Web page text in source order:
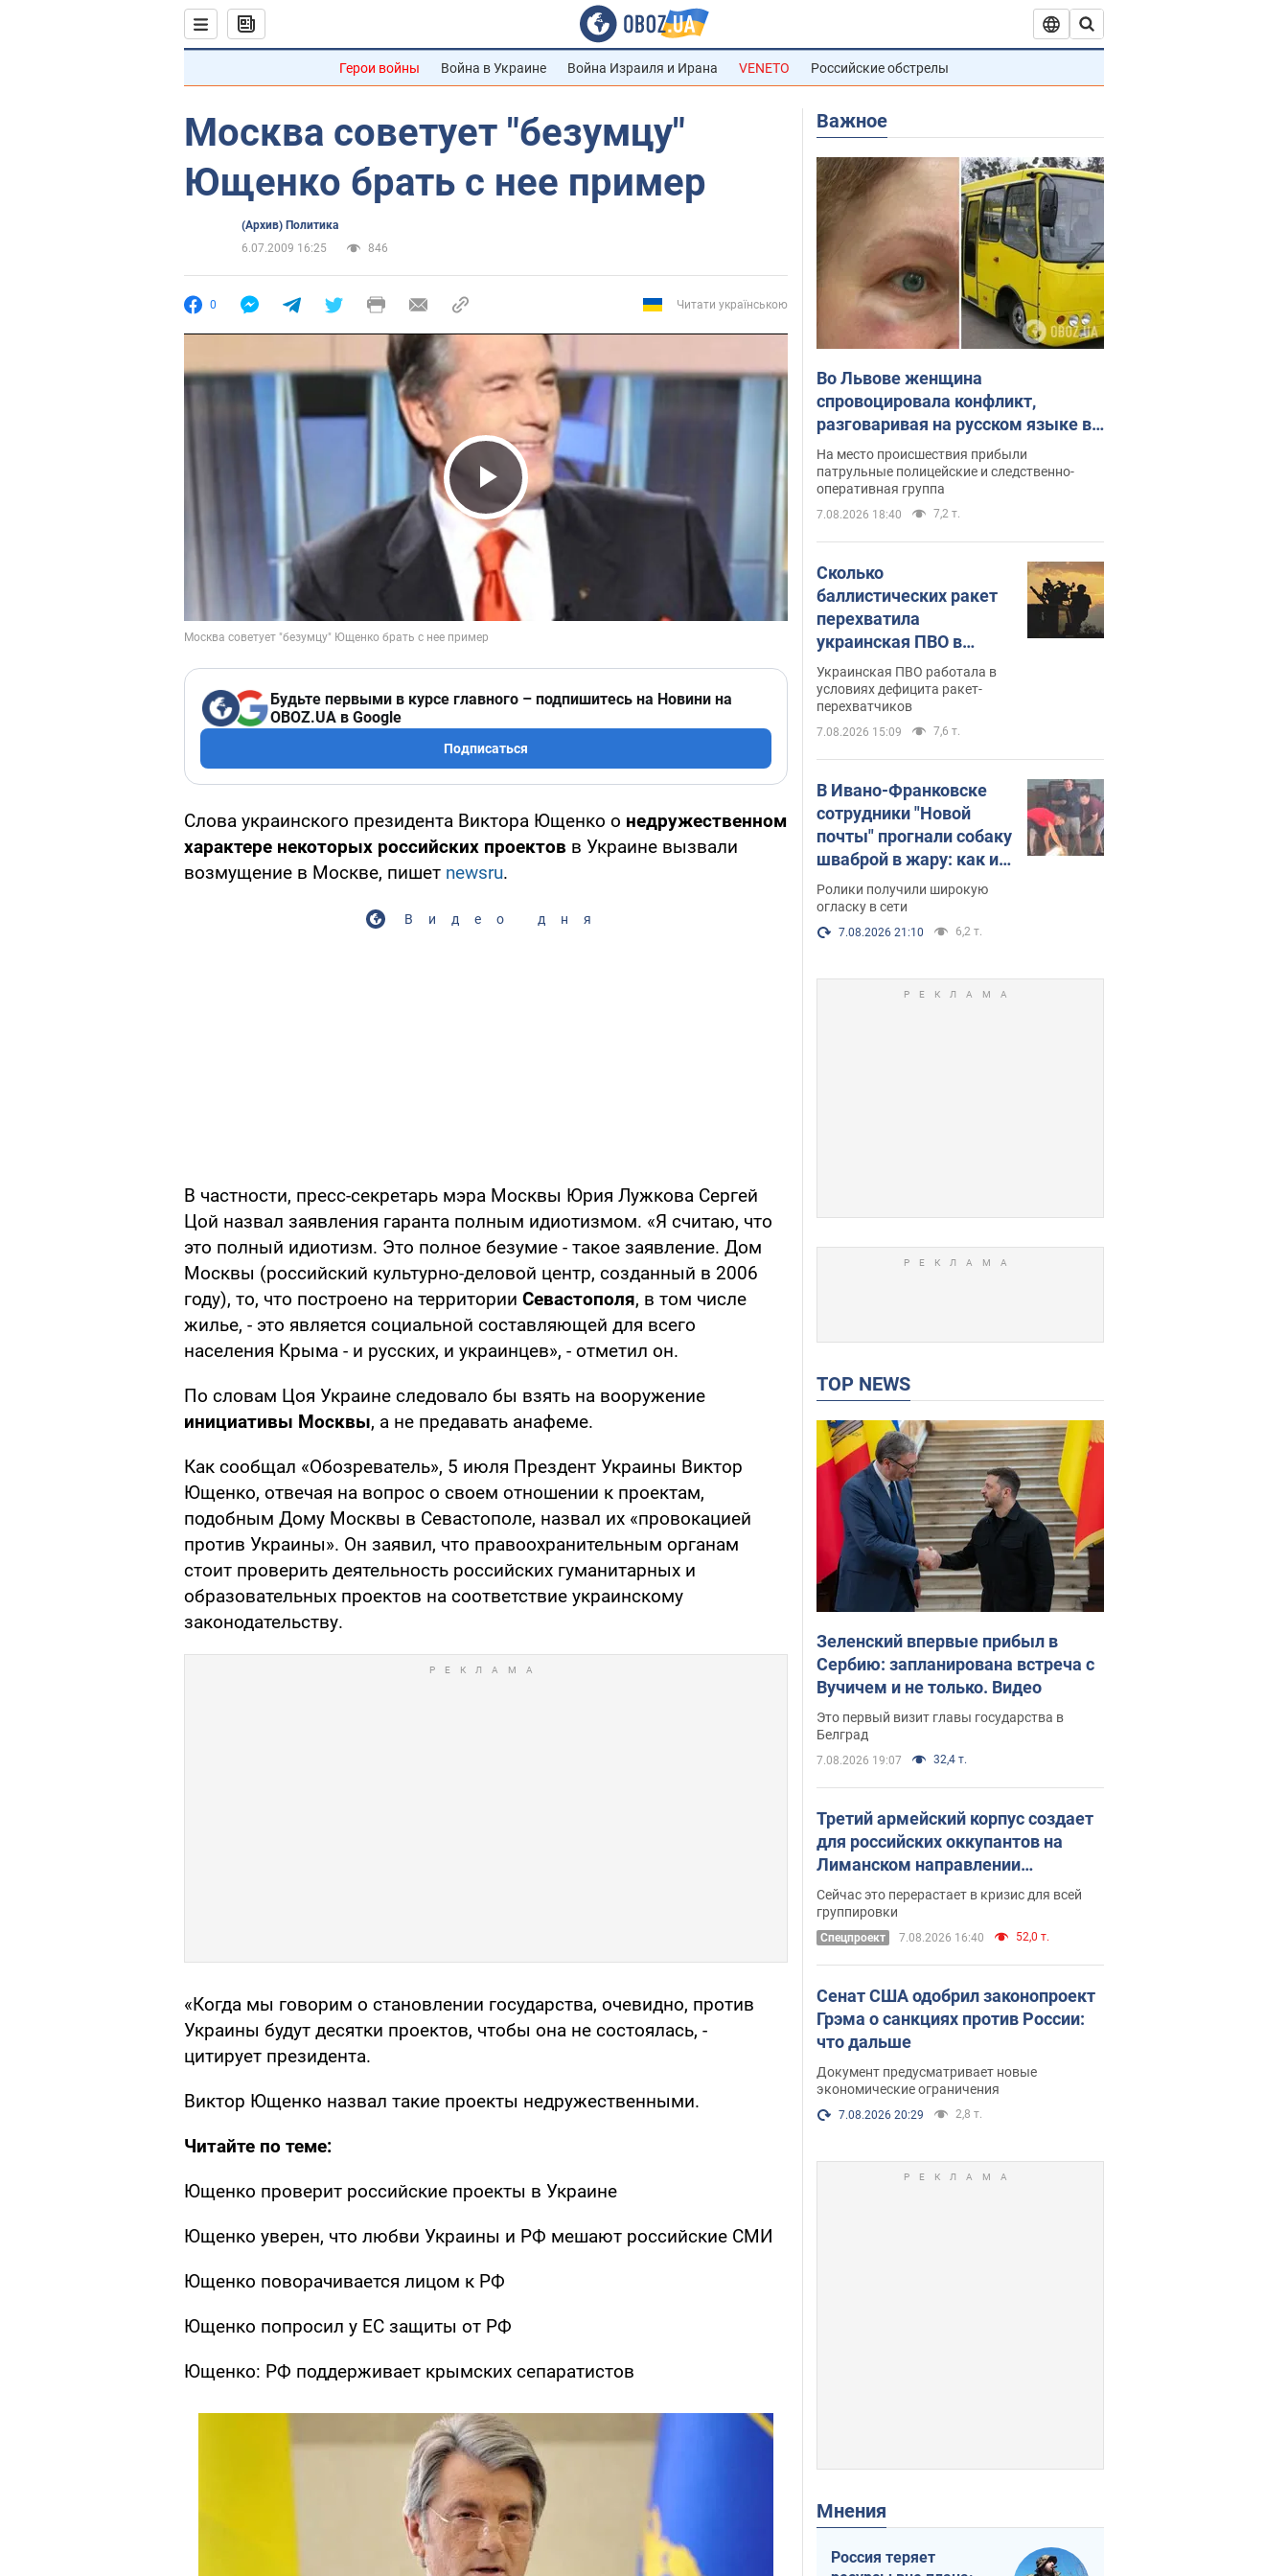
Герои войны Война в Украине Война Израиля и Ирана VENETO Российские обстрелы
Москва советует "безумцу"
Ющенко брать с нее пример
(Архив) Политика
6.07.2009 16:25
846
0 Читати українською
Play Video
Будьте первыми в курсе главного – подпишитесь на Новини на
OBOZ.UA в Google
Подписаться
Слова украинского президента Виктора Ющенко о недружественном
характере некоторых российских проектов в Украине вызвали
возмущение в Москве, пишет newsru.
Видео дня
В частности, пресс-секретарь мэра Москвы Юрия Лужкова Сергей
Цой назвал заявления гаранта полным идиотизмом. «Я считаю, что
это полный идиотизм. Это полное безумие - такое заявление. Дом
Москвы (российский культурно-деловой центр, созданный в 2006
году), то, что построено на территории Севастополя, в том числе
жилье, - это является социальной составляющей для всего
населения Крыма - и русских, и украинцев», - отметил он.
По словам Цоя Украине следовало бы взять на вооружение
инициативы Москвы, а не предавать анафеме.
Как сообщал «Обозреватель», 5 июля Прездент Украины Виктор
Ющенко, отвечая на вопрос о своем отношении к проектам,
подобным Дому Москвы в Севастополе, назвал их «провокацией
против Украины». Он заявил, что правоохранительным органам
стоит проверить деятельность российских гуманитарных и
образовательных проектов на соответствие украинскому
законодательству.
«Когда мы говорим о становлении государства, очевидно, против
Украины будут десятки проектов, чтобы она не состоялась, -
цитирует президента.
Виктор Ющенко назвал такие проекты недружественными.
Читайте по теме:
Ющенко проверит российские проекты в Украине
Ющенко уверен, что любви Украины и РФ мешают российские СМИ
Ющенко поворачивается лицом к РФ
Ющенко попросил у ЕС защиты от РФ
Ющенко: РФ поддерживает крымских сепаратистов
Важное
Во Львове женщина
спровоцировала конфликт,
разговаривая на русском языке в
маршрутке: полиция составила
административный протокол.
Видео
На место происшествия прибыли
патрульные полицейские и следственно-
оперативная группа
7.08.2026 18:40 7,2 т.
Сколько
баллистических ракет
перехватила
украинская ПВО в
июле: в Минобороны
назвали цифру
Украинская ПВО работала в
условиях дефицита ракет-
перехватчиков
7.08.2026 15:09 7,6 т.
В Ивано-Франковске
сотрудники "Новой
почты" прогнали собаку
шваброй в жару: как их
наказали. Видео
Ролики получили широкую
огласку в сети
7.08.2026 21:10 6,2 т.
TOP NEWS
Зеленский впервые прибыл в
Сербию: запланирована встреча с
Вучичем и не только. Видео
Это первый визит главы государства в
Белград
7.08.2026 19:07 32,4 т.
Третий армейский корпус создает
для российских оккупантов на
Лиманском направлении
критический дискомфорт: как это
удалось
Сейчас это перерастает в кризис для всей
группировки
Спецпроект 7.08.2026 16:40 52,0 т.
Сенат США одобрил законопроект
Грэма о санкциях против России:
что дальше
Документ предусматривает новые
экономические ограничения
7.08.2026 20:29 2,8 т.
Мнения
Россия теряет